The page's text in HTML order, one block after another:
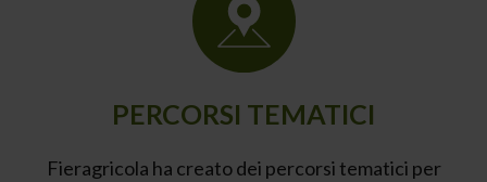
PERCORSI TEMATICI
Fieragricola ha creato dei percorsi tematici per